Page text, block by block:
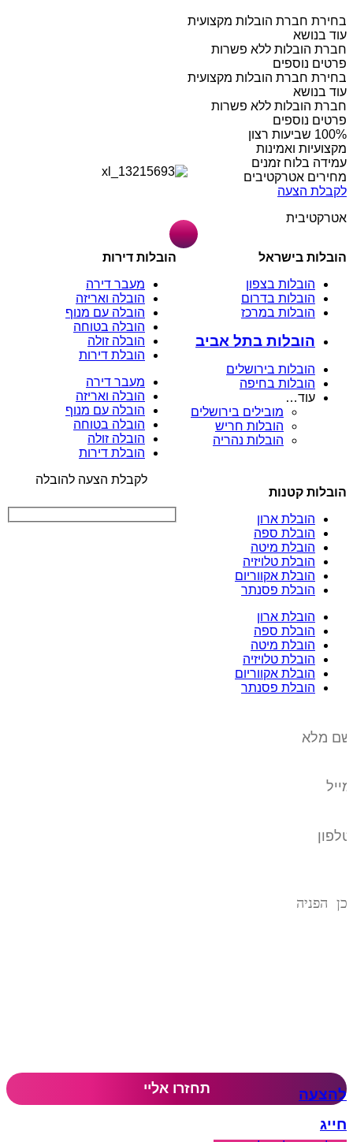
בחירת חברת הובלות מקצועית
עוד בנושא
חברת הובלות ללא פשרות
פרטים נוספים
בחירת חברת הובלות מקצועית
עוד בנושא
חברת הובלות ללא פשרות
פרטים נוספים
מקצועיות ואמינות
עמידה בלוח זמנים
מחירים אטרקטיבים
לקבלת הצעה
אטרקטיבית
הובלות בישראל
הובלות בצפון
הובלות בדרום
הובלות במרכז
הובלות בתל אביב
הובלות בירושלים
הובלות בחיפה
עוד…
מובילים בירושלים
הובלות חריש
הובלות נהריה
הובלות דירות
מעבר דירה
הובלה ואריזה
הובלה עם מנוף
הובלה בטוחה
הובלה זולה
הובלת דירות
מעבר דירה
הובלה ואריזה
הובלה עם מנוף
הובלה בטוחה
הובלה זולה
הובלת דירות
הובלות קטנות
הובלת ארון
הובלת ספה
הובלת מיטה
הובלת טלויזיה
הובלת אקווריום
הובלת פסנתר
הובלת ארון
הובלת ספה
הובלת מיטה
הובלת טלויזיה
הובלת אקווריום
הובלת פסנתר
לקבלת הצעה להובלה
להצעה
חייג